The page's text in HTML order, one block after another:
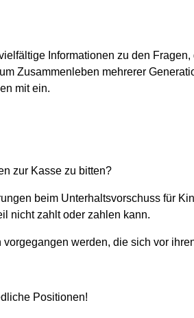
Informationen zu den
Zusammenleben mehrerer
mit ein.
zur Kasse zu bitten?
beim Unterhaltsvorschuss für
nicht zahlt oder zahlen kann.
werden, die sich vor
Positionen!